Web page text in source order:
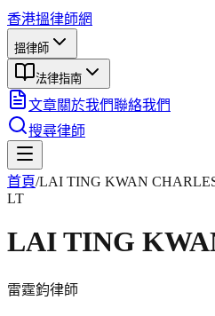
香港搵律師網
搵律師
法律指南
文章關於我們聯絡我們
搜尋律師
首頁/LAI TING KWAN
LT
LAI TING
雷霆鈞律師